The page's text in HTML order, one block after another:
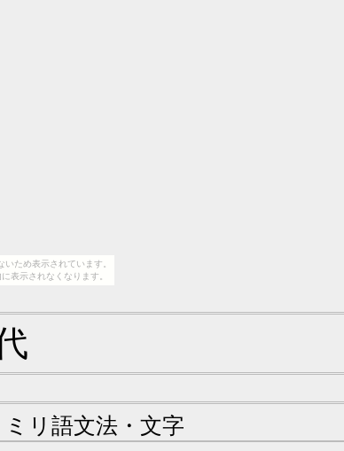
ため表示されています。
表示されなくなります。
ミリ語文法・文字